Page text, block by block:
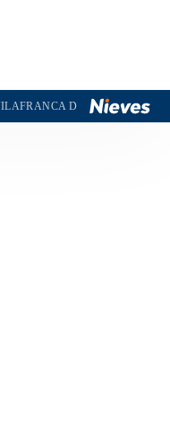
21,4°VILANOVA I LA